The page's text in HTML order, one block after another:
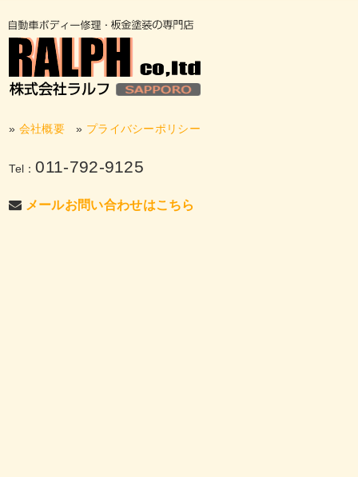
» 会社概要 » プライバシーポリシー
Tel：011-792-9125
メールお問い合わせはこちら